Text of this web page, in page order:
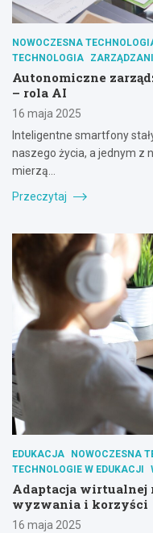
NOWOCZESNA
TECHNOLOGIA
Autonomiczne
– rola AI
16 maja 2025
Inteligentne smartfony
naszego życia, a jednym z
mierzą…
Przeczytaj
EDUKACJA
NOWOCZESNA
TECHNOLOGIE W EDUKACJI
Adaptacja wirtualnej
wyzwania i korzyści
16 maja 2025